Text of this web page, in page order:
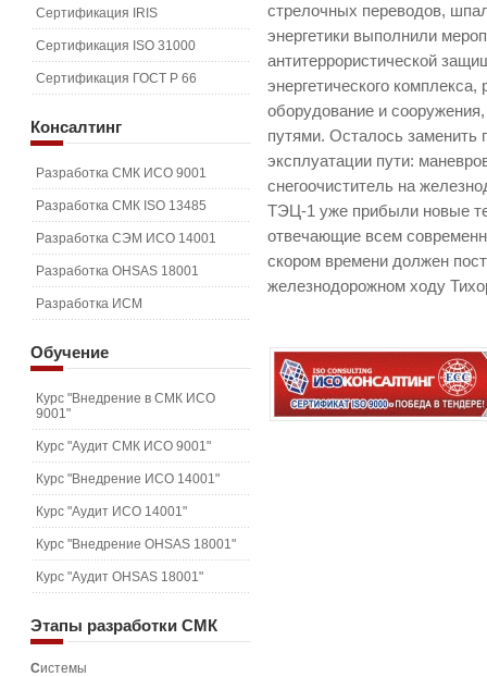
стрелочных переводов,
энергетики выполнили
антитеррористической
энергетического
оборудование и
путями. Осталось заменить
эксплуатации пути:
снегоочиститель на
ТЭЦ-1 уже прибыли новые
отвечающие всем
скором времени должен
железнодорожном ходу
Сертификация IRIS
Сертификация ISO 31000
Сертификация ГОСТ Р 66
Консалтинг
Разработка СМК ИСО 9001
Разработка СМК ISO 13485
Разработка СЭМ ИСО 14001
Разработка OHSAS 18001
Разработка ИСМ
Обучение
Курс "Внедрение в СМК ИСО
9001"
Курс "Аудит СМК ИСО 9001"
Курс "Внедрение ИСО 14001"
Курс "Аудит ИСО 14001"
Курс "Внедрение OHSAS 18001"
Курс "Аудит OHSAS 18001"
Этапы разработки СМК
Системы